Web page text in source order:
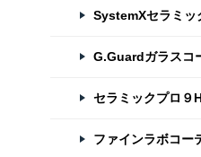
SystemXセラミッ
G.Guardガラスコ
セラミックプロ９
ファインラボコー